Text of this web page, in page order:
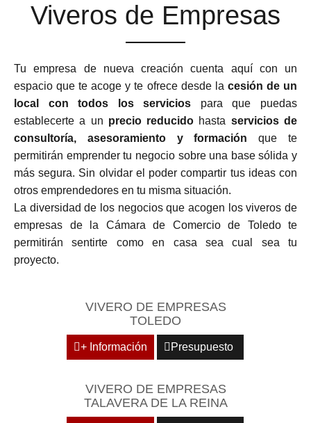
Viveros de Empresas
Tu empresa de nueva creación cuenta aquí con un
espacio que te acoge y te ofrece desde la cesión de un
local con todos los servicios para que puedas
establecerte a un precio reducido hasta servicios de
consultoría, asesoramiento y formación que te
permitirán emprender tu negocio sobre una base sólida y
más segura. Sin olvidar el poder compartir tus ideas con
otros emprendedores en tu misma situación.
La diversidad de los negocios que acogen los viveros de
empresas de la Cámara de Comercio de Toledo te
permitirán sentirte como en casa sea cual sea tu
proyecto.
VIVERO DE EMPRESAS
TOLEDO
+ Información Presupuesto
VIVERO DE EMPRESAS
TALAVERA DE LA REINA